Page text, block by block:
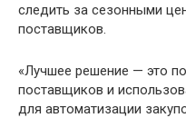
следить за сезонными
поставщиков.
«Лучшее решение — это
поставщиков и
для автоматизации